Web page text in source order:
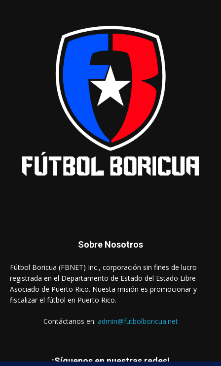
Sobre Nosotros
Fútbol Boricua (FBNET) Inc., corporación sin fines de lucro
registrada en el Departamento de Estado del Estado Libre
Asociado de Puerto Rico. Nuesta misión es promocionar y
fiscalizar el fútbol en Puerto Rico.
Contáctanos en: admin@futbolboricua.net
¡Síguenos en nuestras redes!